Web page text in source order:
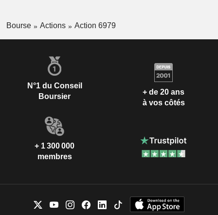
Bourse Actions Action 6979
N°1 du Conseil
Boursier
+ de 20 ans
à vos côtés
+ 1 300 000
membres